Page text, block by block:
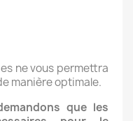
ne vous permettra
manière optimale.
que les